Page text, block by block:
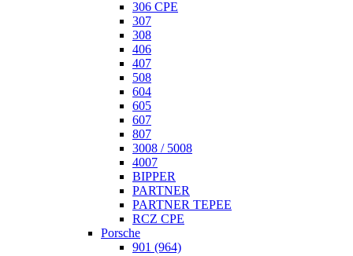
306 CPE
307
308
406
407
508
604
605
607
807
3008 / 5008
4007
BIPPER
PARTNER
PARTNER TEPEE
RCZ CPE
Porsche
901 (964)